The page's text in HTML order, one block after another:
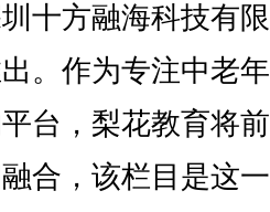
方融海科技有
。作为专注中老
台，梨花教育将
合，该栏目是这